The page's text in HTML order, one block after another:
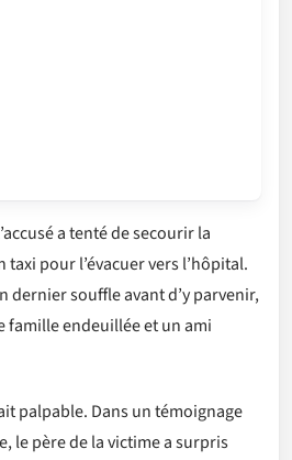
a tenté de secourir la
pour l’évacuer vers l’hôpital.
dernier souffle avant d’y parvenir,
famille endeuillée et un ami
palpable. Dans un témoignage
le père de la victime a surpris